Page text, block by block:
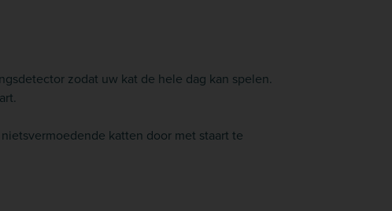
zodat uw kat de hele dag kan spelen.
katten door met staart te